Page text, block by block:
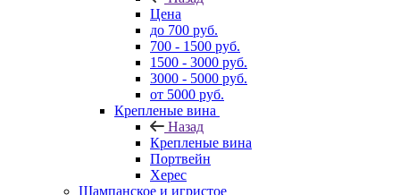
Цена
до 700 руб.
700 - 1500 руб.
1500 - 3000 руб.
3000 - 5000 руб.
от 5000 руб.
Крепленые вина
Назад
Крепленые вина
Портвейн
Херес
Шампанское и игристое